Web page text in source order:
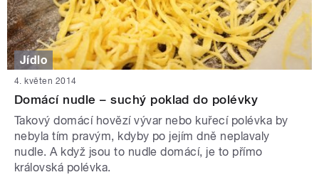
Jídlo
4. květen 2014
Domácí nudle – suchý poklad do polévky
Takový domácí hovězí vývar nebo kuřecí polévka by
nebyla tím pravým, kdyby po jejím dně neplavaly
nudle. A když jsou to nudle domácí, je to přímo
královská polévka.